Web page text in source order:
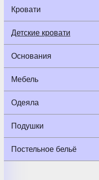
Кровати
Детские кровати
Основания
Мебель
Одеяла
Подушки
Постельное бельё